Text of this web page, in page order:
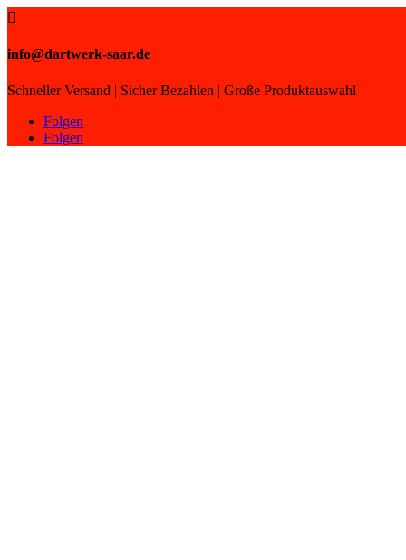

info@dartwerk-saar.de
Schneller Versand | Sicher Bezahlen | Große Produktauswahl
Folgen
Folgen